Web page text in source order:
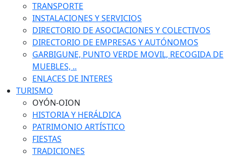
TRANSPORTE
INSTALACIONES Y SERVICIOS
DIRECTORIO DE ASOCIACIONES Y COLECTIVOS
DIRECTORIO DE EMPRESAS Y AUTÓNOMOS
GARBIGUNE, PUNTO VERDE MOVIL, RECOGIDA DE
MUEBLES, ..
ENLACES DE INTERES
TURISMO
OYÓN-OION
HISTORIA Y HERÁLDICA
PATRIMONIO ARTÍSTICO
FIESTAS
TRADICIONES